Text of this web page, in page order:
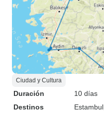
Ciudad y Cultura
Duración
10 días
Destinos
Estambul